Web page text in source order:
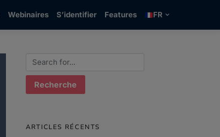
Webinaires S’identifier Features FR
Search for:
ARTICLES RÉCENTS